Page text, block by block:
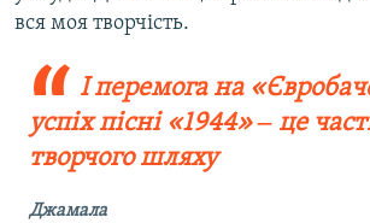
вся моя творчість.
І перемога на
успіх пісні «1944» ‒ це
творчого шляху
Джамала